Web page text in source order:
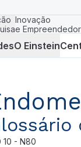
Inovação
e
O Einstein
10 - N80